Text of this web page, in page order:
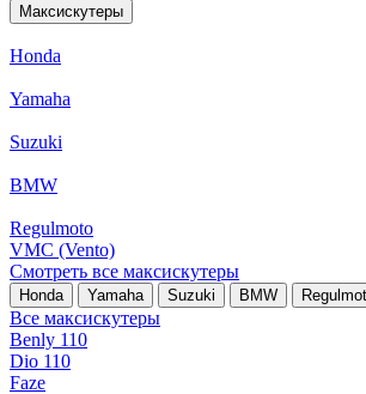
Максискутеры
Honda
Yamaha
Suzuki
BMW
Regulmoto
VMC (Vento)
Смотреть все максискутеры
Honda Yamaha Suzuki BMW
Все максискутеры
Benly 110
Dio 110
Faze